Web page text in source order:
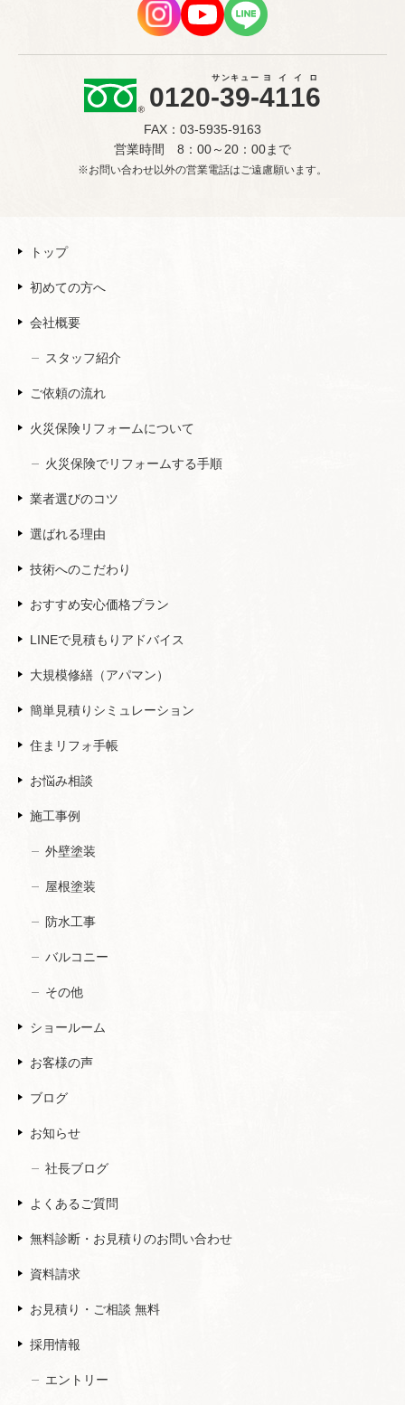
0120-39-
サンキュー
4116
ヨイイロ
FAX：03-5935-9163
営業時間 8：00～20：00まで
※お問い合わせ以外の営業電話はご遠慮願います。
トップ
初めての方へ
会社概要
スタッフ紹介
ご依頼の流れ
火災保険リフォームについて
火災保険でリフォームする手順
業者選びのコツ
選ばれる理由
技術へのこだわり
おすすめ安心価格プラン
LINEで見積もりアドバイス
大規模修繕（アパマン）
簡単見積りシミュレーション
住まリフォ手帳
お悩み相談
施工事例
外壁塗装
屋根塗装
防水工事
バルコニー
その他
ショールーム
お客様の声
ブログ
お知らせ
社長ブログ
よくあるご質問
無料診断・お見積りのお問い合わせ
資料請求
お見積り・ご相談 無料
採用情報
エントリー